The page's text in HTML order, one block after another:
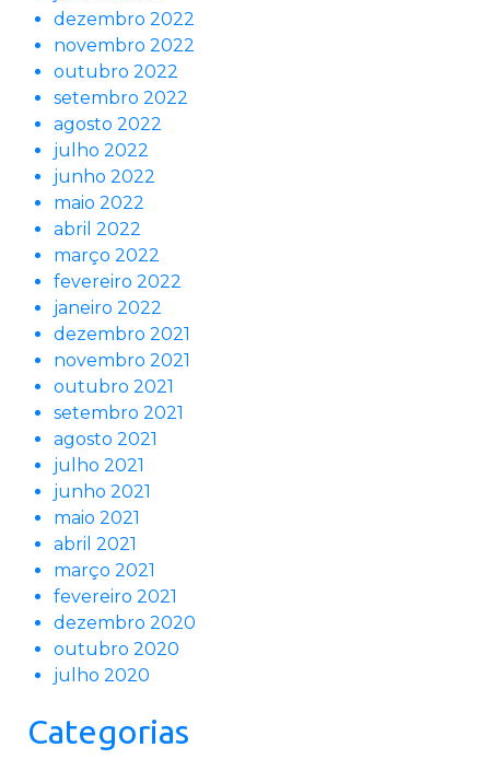
dezembro 2022
novembro 2022
outubro 2022
setembro 2022
agosto 2022
julho 2022
junho 2022
maio 2022
abril 2022
março 2022
fevereiro 2022
janeiro 2022
dezembro 2021
novembro 2021
outubro 2021
setembro 2021
agosto 2021
julho 2021
junho 2021
maio 2021
abril 2021
março 2021
fevereiro 2021
dezembro 2020
outubro 2020
julho 2020
Categorias